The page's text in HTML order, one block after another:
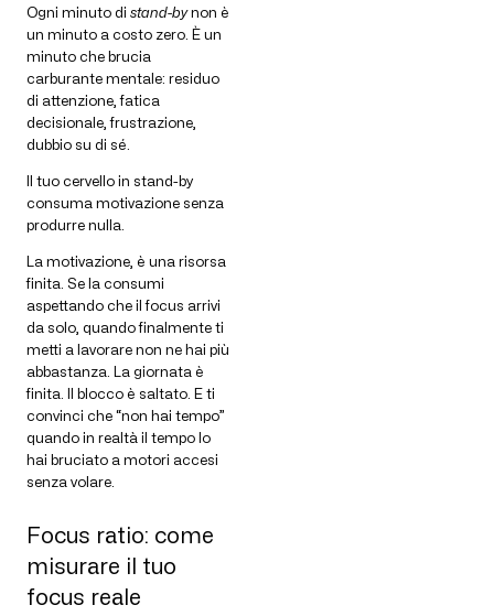
Ogni minuto di stand-bynon è
un minuto a costo zero. È un
minuto che brucia
carburante mentale: residuo
di attenzione, fatica
decisionale, frustrazione,
dubbio su di sé.
Il tuo cervello in stand-by
consuma motivazione senza
produrre nulla.
La motivazione, è una risorsa
finita. Se la consumi
aspettando che il focus arrivi
da solo, quando finalmente ti
metti a lavorare non ne hai più
abbastanza. La giornata è
finita. Il blocco è saltato. E ti
convinci che “non hai tempo”
quando in realtà il tempo lo
hai bruciato a motori accesi
senza volare.
Focus ratio: come
misurare il tuo
focus reale